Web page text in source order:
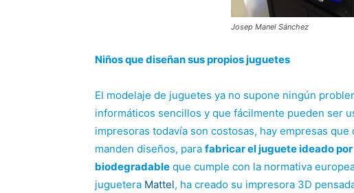
Josep Manel Sánchez
Niños que diseñan sus propios juguetes
El modelaje de juguetes ya no supone ningún
informáticos sencillos y que fácilmente pueden ser
impresoras todavía son costosas, hay empresas
manden diseños, para fabricar el juguete ideado por
biodegradable que cumple con la normativa
juguetera Mattel, ha creado su impresora 3D